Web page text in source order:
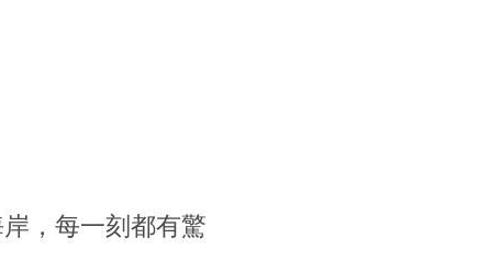
，每一刻都有驚